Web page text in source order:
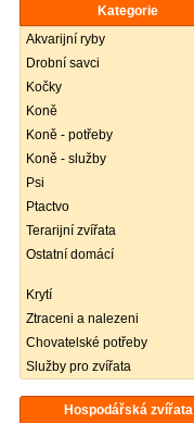
Kategorie
Akvarijní ryby
Drobní savci
Kočky
Koně
Koně - potřeby
Koně - služby
Psi
Ptactvo
Terarijní zvířata
Ostatní domácí
Krytí
Ztraceni a nalezeni
Chovatelské potřeby
Služby pro zvířata
Hospodářská zvířata